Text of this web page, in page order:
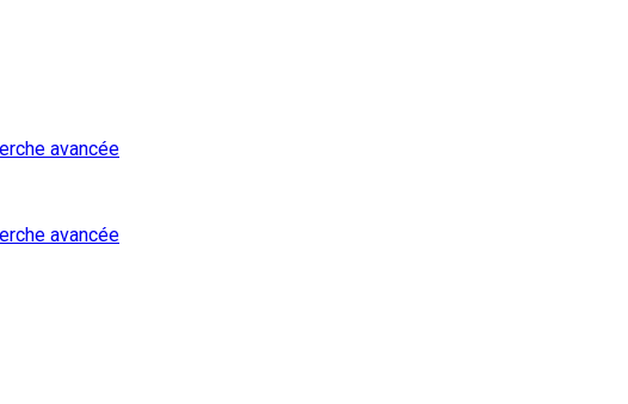
avancée
avancée